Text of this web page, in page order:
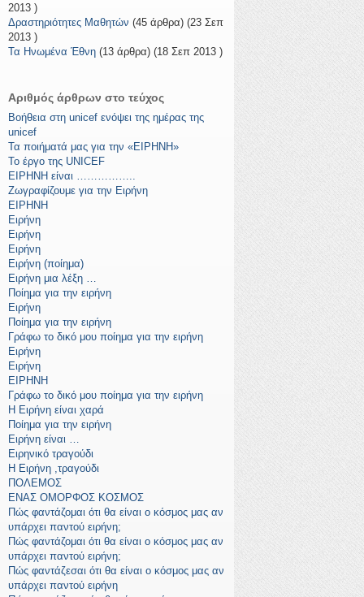
2013 )
Δραστηριότητες Μαθητών (45 άρθρα) (23 Σεπ
2013 )
Τα Ηνωμένα Έθνη (13 άρθρα) (18 Σεπ 2013 )
Αριθμός άρθρων στο τεύχος
Βοήθεια στη unicef ενόψει της ημέρας της
unicef
Τα ποιήματά μας για την «ΕΙΡΗΝΗ»
Το έργο της UNICEF
ΕΙΡΗΝΗ είναι ……………..
Ζωγραφίζουμε για την Ειρήνη
ΕΙΡΗΝΗ
Ειρήνη
Ειρήνη
Ειρήνη
Ειρήνη (ποίημα)
Ειρήνη μια λέξη …
Ποίημα για την ειρήνη
Ειρήνη
Ποίημα για την ειρήνη
Γράφω το δικό μου ποίημα για την ειρήνη
Ειρήνη
Ειρήνη
ΕΙΡΗΝΗ
Γράφω το δικό μου ποίημα για την ειρήνη
Η Ειρήνη είναι χαρά
Ποίημα για την ειρήνη
Ειρήνη είναι …
Ειρηνικό τραγούδι
Η Ειρήνη ,τραγούδι
ΠΟΛΕΜΟΣ
ΕΝΑΣ ΟΜΟΡΦΟΣ ΚΟΣΜΟΣ
Πώς φαντάζομαι ότι θα είναι ο κόσμος μας αν
υπάρχει παντού ειρήνη;
Πώς φαντάζομαι ότι θα είναι ο κόσμος μας αν
υπάρχει παντού ειρήνη;
Πώς φαντάζεσαι ότι θα είναι ο κόσμος μας αν
υπάρχει παντού ειρήνη